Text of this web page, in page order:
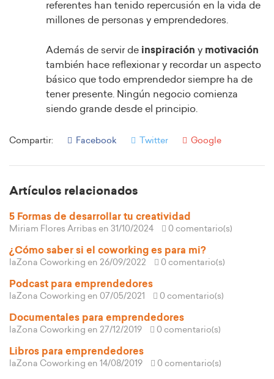
referentes han tenido repercusión en la vida de
millones de personas y emprendedores.
Además de servir de inspiración y motivación
también hace reflexionar y recordar un aspecto
básico que todo emprendedor siempre ha de
tener presente. Ningún negocio comienza
siendo grande desde el principio.
Compartir: Facebook Twitter Google
Artículos relacionados
5 Formas de desarrollar tu creatividad
Miriam Flores Arribas en 31/10/2024 0 comentario(s)
¿Cómo saber si el coworking es para mi?
laZona Coworking en 26/09/2022 0 comentario(s)
Podcast para emprendedores
laZona Coworking en 07/05/2021 0 comentario(s)
Documentales para emprendedores
laZona Coworking en 27/12/2019 0 comentario(s)
Libros para emprendedores
laZona Coworking en 14/08/2019 0 comentario(s)